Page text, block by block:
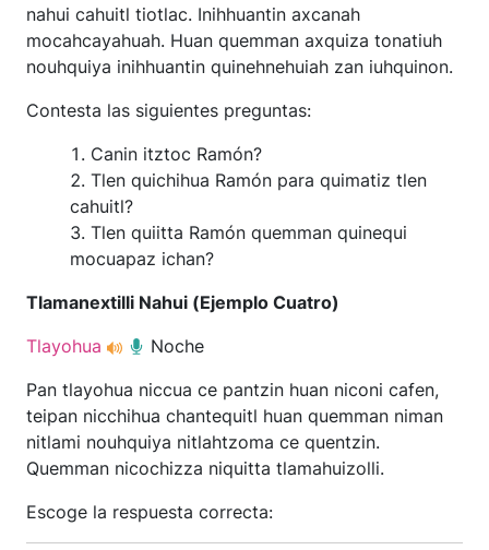
nahui cahuitl tiotlac. Inihhuantin axcanah
mocahcayahuah. Huan quemman axquiza tonatiuh
nouhquiya inihhuantin quinehnehuiah zan iuhquinon.
Contesta las siguientes preguntas:
Canin itztoc Ramón?
Tlen quichihua Ramón para quimatiz tlen
cahuitl?
Tlen quiitta Ramón quemman quinequi
mocuapaz ichan?
Tlamanextilli Nahui (Ejemplo Cuatro)
Tlayohua
Noche
Pan tlayohua niccua ce pantzin huan niconi cafen,
teipan nicchihua chantequitl huan quemman niman
nitlami nouhquiya nitlahtzoma ce quentzin.
Quemman nicochizza niquitta tlamahuizolli.
Escoge la respuesta correcta: